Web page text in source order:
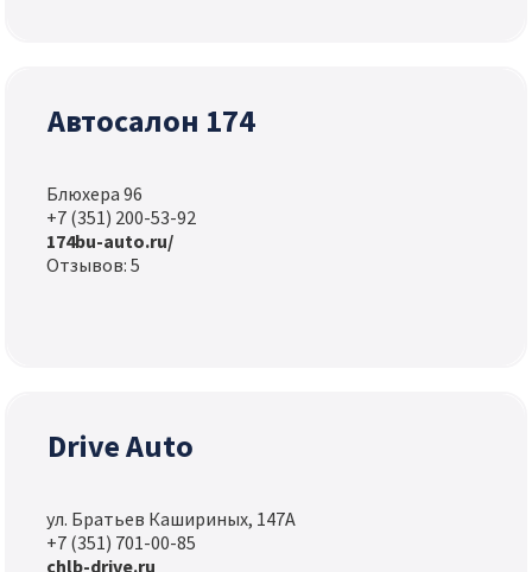
Автосалон 174
Блюхера 96
+7 (351) 200-53-92
174bu-auto.ru/
Отзывов: 5
Drive Auto
ул. Братьев Кашириных, 147А
+7 (351) 701-00-85
chlb-drive.ru